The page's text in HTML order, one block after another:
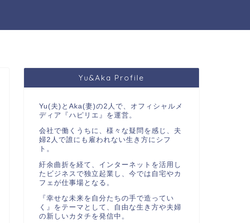
Yu&Aka Profile
Yu (夫)と Aka (妻)の2 人で、オフィシャルメ
ディア『ハピリエ』を運営。
会社で働くうちに、様々な疑問を感じ、夫
婦2 人で誰にも雇われない生き方にシフ
ト。
紆余曲折を経て、インターネットを活用し
たビジネスで独立起業し、今では自宅やカ
フェが仕事場となる。
『幸せな未来を自分たちの手で造ってい
く』をテーマとして、自由な生き方や夫婦
の新しいカタチを発信中。